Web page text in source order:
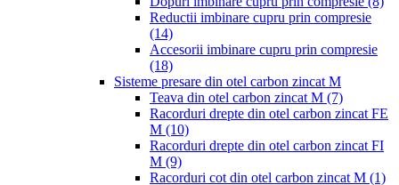
Reductii imbinare cupru prin compresie
(14)
Accesorii imbinare cupru prin compresie
(18)
Sisteme presare din otel carbon zincat M
Teava din otel carbon zincat M (7)
Racorduri drepte din otel carbon zincat FE
M (10)
Racorduri drepte din otel carbon zincat FI
M (9)
Racorduri cot din otel carbon zincat M (1)